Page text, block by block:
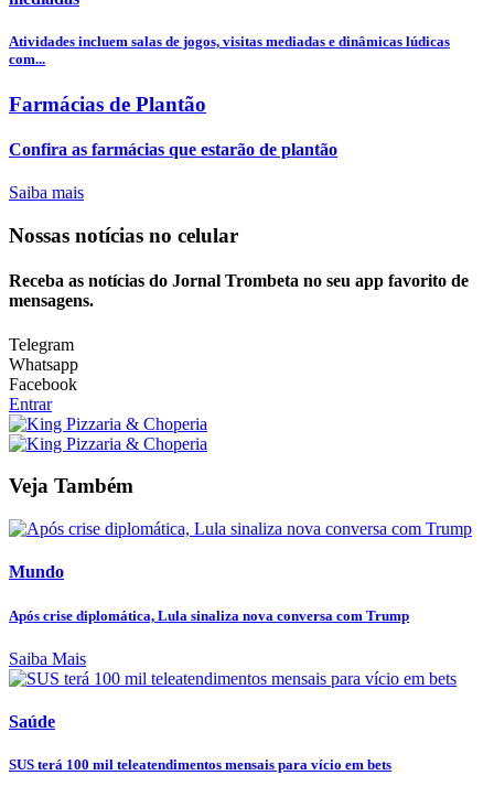
Atividades incluem salas de jogos, visitas mediadas e dinâmicas lúdicas
com...
Farmácias de Plantão
Confira as farmácias que estarão de plantão
Saiba mais
Nossas notícias no celular
Receba as notícias do Jornal Trombeta no seu app favorito de
mensagens.
Telegram
Whatsapp
Facebook
Entrar
Veja Também
Mundo
Após crise diplomática, Lula sinaliza nova conversa com Trump
Saiba Mais
Saúde
SUS terá 100 mil teleatendimentos mensais para vício em bets